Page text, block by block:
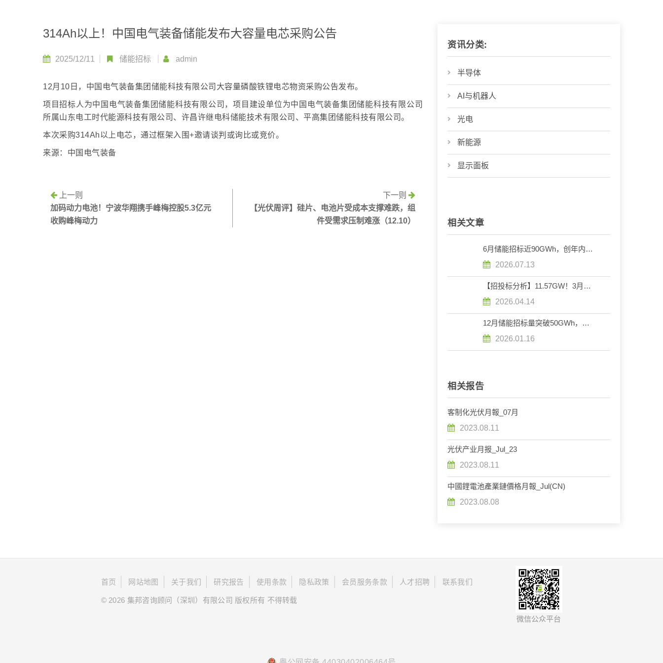
314Ah以上！中国电气装备储能发布大容量电芯采购公告
2025/12/11 储能招标 admin
12月10日，中国电气装备集团储能科技有限公司大容量磷酸铁锂电芯物资采购公告发布。
项目招标人为中国电气装备集团储能科技有限公司，项目建设单位为中国电气装备集团储能科技有限公司
所属山东电工时代能源科技有限公司、许昌许继电科储能技术有限公司、平高集团储能科技有限公司。
本次采购314Ah以上电芯，通过框架入围+邀请谈判或询比或竞价。
来源：中国电气装备
上一则
加码动力电池！宁波华翔携手峰梅控股5.3亿元
收购峰梅动力
下一则
【光伏周评】硅片、电池片受成本支撑难跌，组
件受需求压制难涨（12.10）
资讯分类:
半导体
AI与机器人
光电
新能源
显示面板
相关文章
6月储能招标近90GWh，创年内新
2026.07.13
【招投标分析】11.57GW！3月组
榜单2026.04.14
12月储能招标量突破50GWh，中
2026.01.16
相关报告
客制化光伏月報_07月
2023.08.11
光伏产业月报_Jul_23
2023.08.11
中國鋰電池產業鏈價格月報_Jul(CN)
2023.08.08
首页 网站地图 关于我们 研究报告 使用条款 隐私政策 会员服务条款 人才招聘 联系我们
© 2026 集邦咨询顾问（深圳）有限公司 版权所有 不得转载
微信公众平台